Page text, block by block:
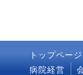
トップページ
病院経営